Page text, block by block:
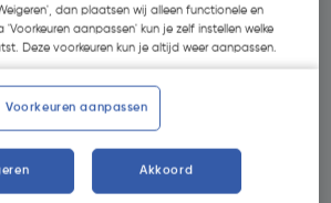
dan plaatsen wij alleen functionele en
aanpassen' kun je zelf instellen welke
Deze voorkeuren kun je altijd weer aanpassen.
Voorkeuren aanpassen
Akkoord